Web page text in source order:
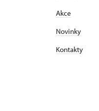
Akce
Novinky
Kontakty